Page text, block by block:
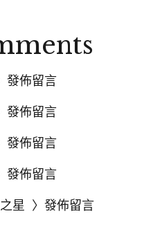
發佈留言
發佈留言
發佈留言
發佈留言
星 〉發佈留言